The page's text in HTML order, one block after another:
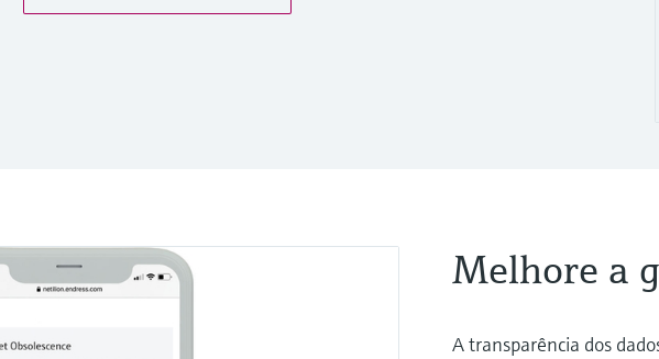
Melhore a
A transparência dos